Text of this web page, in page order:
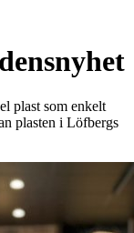
plast som enkelt
plasten i Löfbergs